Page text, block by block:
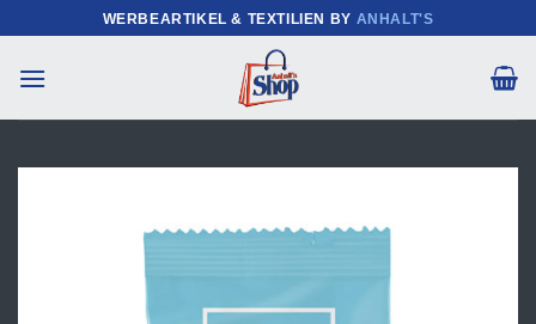
Inhalt
springen
WERBEARTIKEL & TEXTILIEN BY ANHALT'S